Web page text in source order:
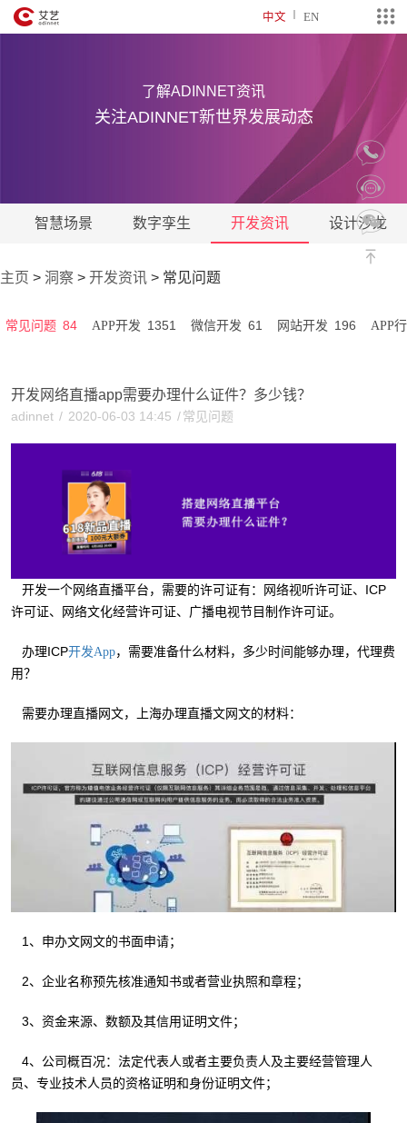
中文 EN
了解ADINNET资讯
关注ADINNET新世界发展动态
智慧场景 数字孪生 开发资讯 设计沙龙
主页 > 洞察 > 开发资讯 > 常见问题
常见问题 84 APP开发 1351 微信开发 61 网站开发 196 APP
开发网络直播app需要办理什么证件？多少钱？
adinnet / 2020-06-03 14:45 /常见问题
开发一个网络直播平台，需要的许可证有：网络视听许可证、ICP
许可证、网络文化经营许可证、广播电视节目制作许可证。
办理ICP开发App，需要准备什么材料，多少时间能够办理，代理费
用？
需要办理直播网文，上海办理直播文网文的材料：
1、申办文网文的书面申请；
2、企业名称预先核准通知书或者营业执照和章程；
3、资金来源、数额及其信用证明文件；
4、公司概百况：法定代表人或者主要负责人及主要经营管理人
员、专业技术人员的资格证明和身份证明文件；